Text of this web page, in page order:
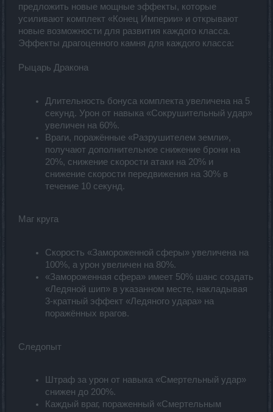
предложить новые мощные эффекты, которые
усиливают комплект «Конец Империи» и открывают
новые возможности для развития каждого класса.
Эффекты драгоценного камня для каждого класса:
Рыцарь Дракона
Длительность бонуса комплекта увеличена на 5
секунд. Урон от навыка «Сокрушительный удар»
увеличен на 60%.
Враги, поражённые «Разрушителем земли»,
получают дополнительное снижение брони на
20%, снижение скорости атаки на 20% и
снижение скорости передвижения на 30% в
течение 10 секунд.
Маг круга
Скорость «Замороженной сферы» увеличена на
100%, а урон увеличен на 80%.
«Замороженная сфера» имеет 50% шанс создать
«Ледяной шип» в указанном месте, накладывая
3-кратный эффект «Ледяного удара» на
поражённых врагов.
Следопыт
Штраф за урон от навыка «Смертельный удар»
снижен до 200%.
Каждый враг, пораженный «Смертельным